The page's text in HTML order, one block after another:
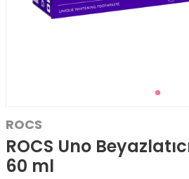
ROCS
ROCS Uno
60 ml